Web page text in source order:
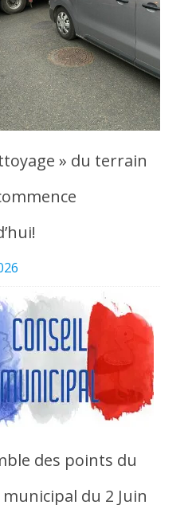
» du terrain
des points du
municipal du 2 Juin